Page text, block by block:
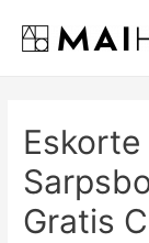
contenido
Gratis